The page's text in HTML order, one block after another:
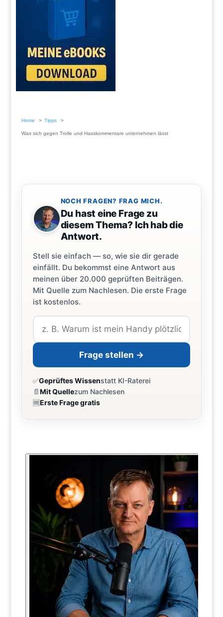
Home Tipps
Was sich gegen Trolle und Hasskommentare unternehmen lässt
NOCH FRAGEN? FRAG MICH.
Du hast eine Frage zu
diesem Thema? Ich hab die
Antwort.
Stell sie einfach — so, wie sie dir gerade
einfällt. Du bekommst eine Antwort aus
meinen über 20.000 geprüften Beiträgen.
Mit Quelle zum Nachlesen. Die erste Frage
ist kostenlos.
Frage stellen →
✅Geprüftes Wissenstatt KI-Raterei
📄Mit Quellezum Nachlesen
🆓Erste Frage gratis